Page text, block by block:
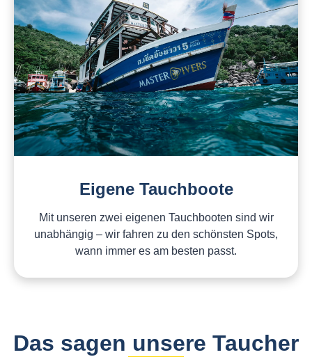
Eigene Tauchboote
Mit unseren zwei eigenen Tauchbooten sind wir
unabhängig – wir fahren zu den schönsten Spots,
wann immer es am besten passt.
Das sagen unsere Taucher